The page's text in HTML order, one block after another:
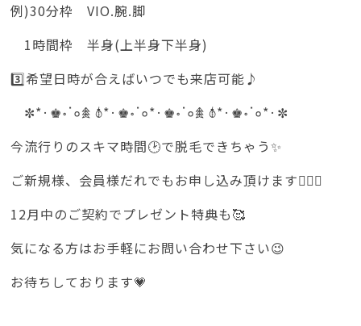
例)30分枠 VIO.腕.脚
1時間枠 半身(上半身下半身)
3️⃣希望日時が合えばいつでも来店可能♪
✼*·♚॰ॱ०𖠰 𖣤*·♚॰ॱ०*·♚॰ॱ०𖠰 𖣤*·♚॰ॱ०*·✼
今流行りのスキマ時間🕑で脱毛できちゃう✨
ご新規様、会員様だれでもお申し込み頂けます🙋🏻‍♀️
12月中のご契約でプレゼント特典も🥰
気になる方はお手軽にお問い合わせ下さい😉
お待ちしております💗